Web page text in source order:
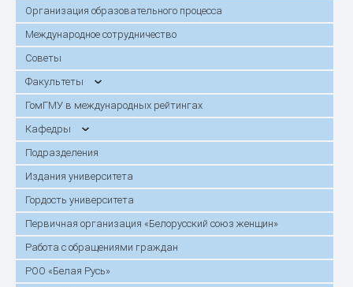
Организация образовательного процесса
Международное сотрудничество
Советы
Факультеты
ГомГМУ в международных рейтингах
Кафедры
Подразделения
Издания университета
Гордость университета
Первичная организация «Белорусский союз женщин»
Работа с обращениями граждан
РОО «Белая Русь»